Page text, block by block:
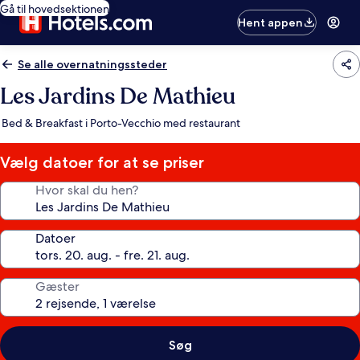
Gå til hovedsektionen
Hent appen
Se alle overnatningssteder
Les Jardins De Mathieu
Bed & Breakfast i Porto-Vecchio med restaurant
Vælg datoer for at se priser
Hvor skal du hen?
Datoer
Gæster
Søg